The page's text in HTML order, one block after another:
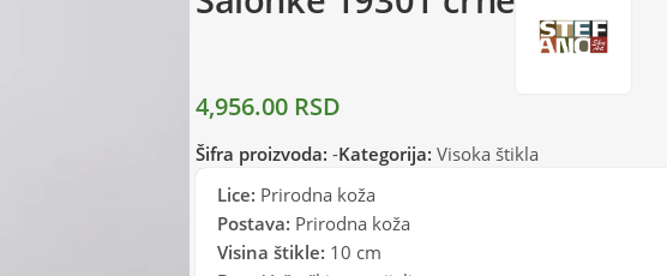
4,956.00 RSD
Šifra proizvoda: -Kategorija: Visoka štikla
Lice: Prirodna koža
Postava: Prirodna koža
Visina štikle: 10 cm